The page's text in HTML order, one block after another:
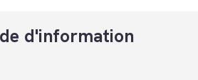
d'information